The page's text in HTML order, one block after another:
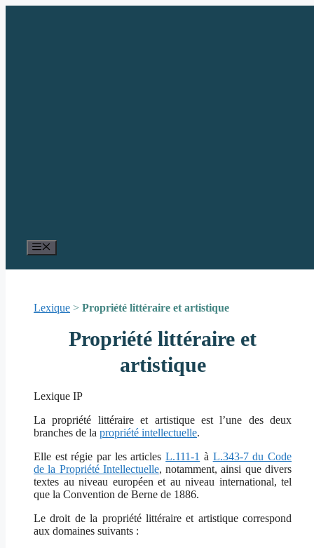
Lexique > Propriété littéraire et artistique
Propriété littéraire et
artistique
Lexique IP
La propriété littéraire et artistique est l’une des deux
branches de la propriété intellectuelle.
Elle est régie par les articlesL.111-1 à L.343-7 du Code
de la Propriété Intellectuelle, notamment, ainsi que divers
textes au niveau européen et au niveau international, tel
que la Convention de Berne de 1886.
Le droit de la propriété littéraire et artistique correspond
aux domaines suivants :